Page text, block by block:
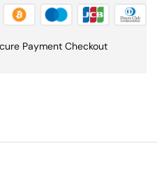
Payment Checkout